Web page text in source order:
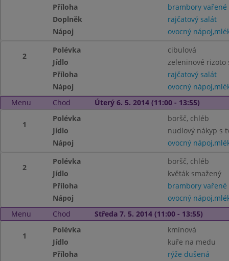
Příloha
brambory vařené
Doplněk
rajčatový salát
Nápoj
ovocný
2
Polévka
cibulová
Jídlo
zeleninové rizoto
Příloha
rajčatový salát
Nápoj
ovocný
Menu
Chod Úterý 6. 5. 2014 (11:00 - 13:55)
1
Polévka
boršč, chléb
Jídlo
nudlový nákyp s
Nápoj
ovocný
2
Polévka
boršč, chléb
Jídlo
květák smažený
Příloha
brambory vařené
Nápoj
ovocný
Menu
Chod Středa 7. 5. 2014 (11:00 - 13:55)
1
Polévka
kmínová
Jídlo
kuře na medu
Příloha
rýže dušená